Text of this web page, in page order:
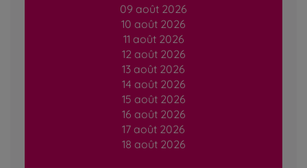
09 août 2026
10 août 2026
11 août 2026
12 août 2026
13 août 2026
14 août 2026
15 août 2026
16 août 2026
17 août 2026
18 août 2026